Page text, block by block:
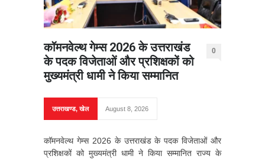
कॉमनवेल्थ गेम्स 2026 के उत्तराखंड
के पदक विजेताओं और प्रशिक्षकों को
मुख्यमंत्री धामी ने किया सम्मानित
0
उत्तराखण्ड,खेल August 8, 2026
कॉमनवेल्थ गेम्स 2026 के उत्तराखंड के पदक विजेताओं और
प्रशिक्षकों को मुख्यमंत्री धामी ने किया सम्मानित राज्य के